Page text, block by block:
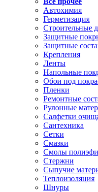
Автохимия
Герметизация
Строительные
Защитные
Защитные
Крепления
Ленты
Напольные
Обои под
Пленки
Ремонтные
Рулонные
Салфетки
Сантехника
Сетки
Смазки
Смолы
Стержни
Сыпучие
Теплоизоляция
Шнуры